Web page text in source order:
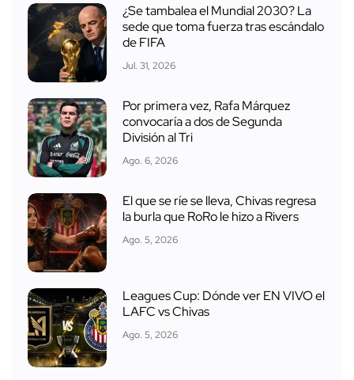
¿Se tambalea el Mundial 2030? La
sede que toma fuerza tras escándalo
de FIFA
Jul. 31, 2026
Por primera vez, Rafa Márquez
convocaría a dos de Segunda
División al Tri
Ago. 6, 2026
El que se ríe se lleva, Chivas regresa
la burla que RoRo le hizo a Rivers
Ago. 5, 2026
Leagues Cup: Dónde ver EN VIVO el
LAFC vs Chivas
Ago. 5, 2026